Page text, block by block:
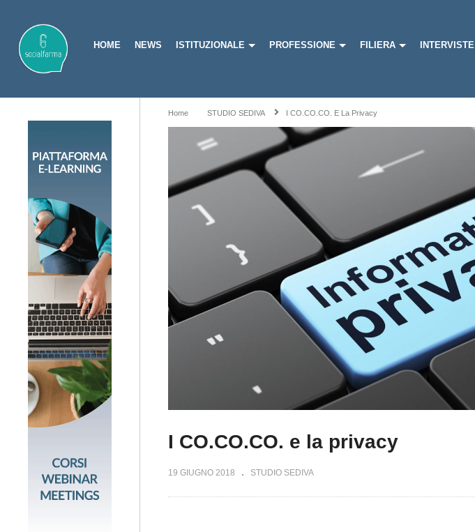
HOME NEWS ISTITUZIONALE PROFESSIONE FILIERA INTERVISTE
Home STUDIO SEDIVA I CO.CO.CO. E La Privacy
I CO.CO.CO. e la privacy
19 GIUGNO 2018 STUDIO SEDIVA